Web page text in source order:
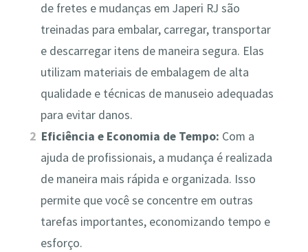
de fretes e mudanças em Japeri RJ são
treinadas para embalar, carregar, transportar
e descarregar itens de maneira segura. Elas
utilizam materiais de embalagem de alta
qualidade e técnicas de manuseio adequadas
para evitar danos.
Eficiência e Economia de Tempo: Com a
ajuda de profissionais, a mudança é realizada
de maneira mais rápida e organizada. Isso
permite que você se concentre em outras
tarefas importantes, economizando tempo e
esforço.